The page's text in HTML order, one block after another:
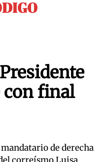
con final
de derecha